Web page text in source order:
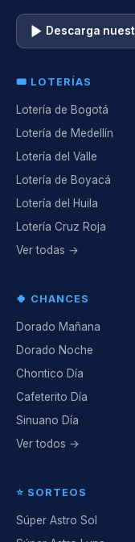
Descarga
🎟️ LOTERÍAS
Lotería de Bogotá
Lotería de Medellín
Lotería del Valle
Lotería de Boyacá
Lotería del Huila
Lotería Cruz Roja
Ver todas →
🍀 CHANCES
Dorado Mañana
Dorado Noche
Chontico Día
Cafeterito Día
Sinuano Día
Ver todos →
⭐ SORTEOS
Súper Astro Sol